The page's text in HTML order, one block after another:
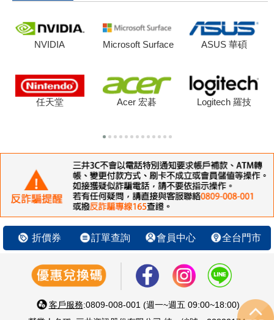
NVIDIA Microsoft Surface ASUS 華碩
任天堂 Acer 宏碁 Logitech 羅技
折價券 訂單查詢 會員中心 全台門市
客戶服務:0809-008-001 (週一~週五 09:00~18:00)